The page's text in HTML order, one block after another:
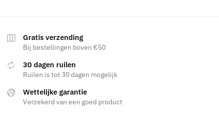
Gratis verzending
Bij bestellingen boven €50
30 dagen ruilen
Ruilen is tot 30 dagen mogelijk
Wettelijke garantie
Verzekerd van een goed product